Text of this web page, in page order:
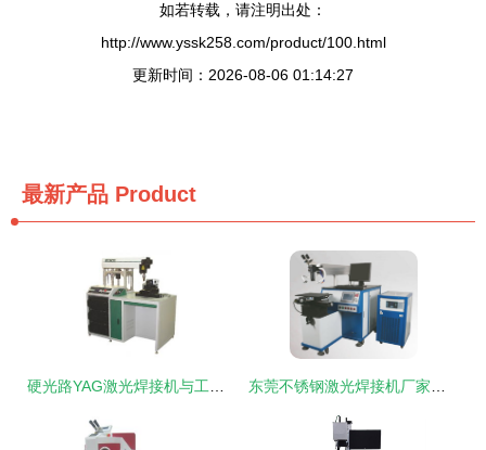
如若转载，请注明出处：
http://www.yssk258.com/product/100.html
更新时间：2026-08-06 01:14:27
最新产品 Product